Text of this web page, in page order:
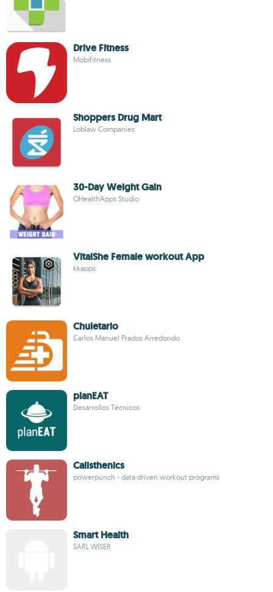
Drive Fitness
Mobifitness
Shoppers Drug Mart
Loblaw Companies
30-Day Weight Gain
OHealthApps Studio
VitalShe Female workout App
kkapps
Chuletario
Carlos Manuel Prados Arredondo
planEAT
Desarrollos Técnicos
Calisthenics
powerpunch - data driven workout programs
Smart Health
SARL WISER